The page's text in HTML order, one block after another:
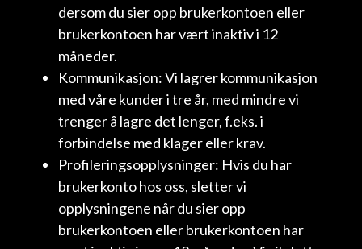
dersom du sier opp brukerkontoen eller
brukerkontoen har vært inaktiv i 12
måneder.
Kommunikasjon: Vi lagrer kommunikasjon
med våre kunder i tre år, med mindre vi
trenger å lagre det lenger, f.eks. i
forbindelse med klager eller krav.
Profileringsopplysninger: Hvis du har
brukerkonto hos oss, sletter vi
opplysningene når du sier opp
brukerkontoen eller brukerkontoen har